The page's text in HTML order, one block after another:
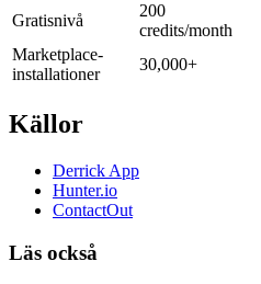
Gratisnivå
200
credits/month
Marketplace-
installationer
30,000+
Källor
Derrick App
Hunter.io
ContactOut
Läs också